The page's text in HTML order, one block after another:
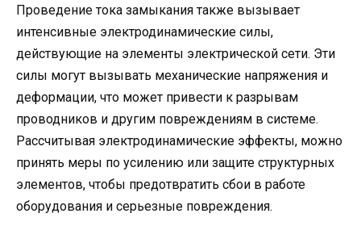
Проведение тока замыкания также вызывает
интенсивные электродинамические силы,
действующие на элементы электрической сети. Эти
силы могут вызывать механические напряжения и
деформации, что может привести к разрывам
проводников и другим повреждениям в системе.
Рассчитывая электродинамические эффекты, можно
принять меры по усилению или защите структурных
элементов, чтобы предотвратить сбои в работе
оборудования и серьезные повреждения.